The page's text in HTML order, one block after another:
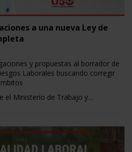
a una nueva Ley de
y propuestas al borrador de
Laborales buscando corregir
el Ministerio de Trabajo y…